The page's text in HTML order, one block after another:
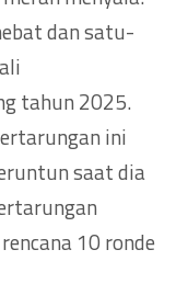
dan satu-
tahun 2025.
ini
saat dia
10 ronde